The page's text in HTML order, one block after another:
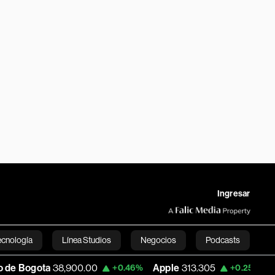
Ingresar
Línea Studios Negocios Podcasts
English
38,900.00 +0.46% Apple 313.305 +0.25% USD COP